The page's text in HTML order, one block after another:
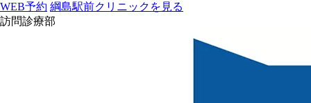
WEB予約 綱島駅前クリニックを見る
訪問診療部